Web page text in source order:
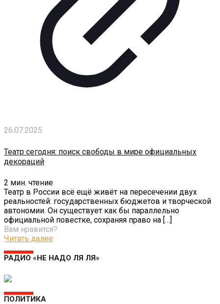
26.07.2025
Театр сегодня: поиск свободы в мире официальных
декораций
2 мин. чтение
Театр в России всё ещё живёт на пересечении двух
реальностей: государственных бюджетов и творческой
автономии. Он существует как бы параллельно
официальной повестке, сохраняя право на […]
Вам нравится?
Читать далее
РАДИО «НЕ НАДО ЛЯ ЛЯ»
ПОЛИТИКА